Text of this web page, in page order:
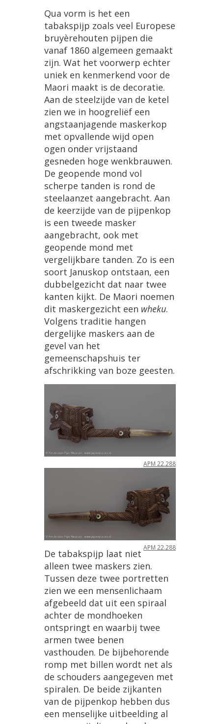
Qua vorm is het een
tabakspijp zoals veel Europese
bruyèrehouten pijpen die
vanaf 1860 algemeen gemaakt
zijn. Wat het voorwerp echter
uniek en kenmerkend voor de
Maori maakt is de decoratie.
Aan de steelzijde van de ketel
zien we in hoogreliëf een
angstaanjagende maskerkop
met opvallende wijd open
ogen onder vrijstaand
gesneden hoge wenkbrauwen.
De geopende mond vol
scherpe tanden is rond de
steelaanzet aangebracht. Aan
de keerzijde van de pijpenkop
is een tweede masker
aangebracht, ook met
geopende mond met
vergelijkbare tanden. Zo is een
soort Januskop ontstaan, een
dubbelgezicht dat naar twee
kanten kijkt. De Maori noemen
dit maskergezicht een wheku.
Volgens traditie hangen
dergelijke maskers aan de
gevel van het
gemeenschapshuis ter
afschrikking van boze geesten.
APM 22.288
APM 22.288
De tabakspijp laat niet
alleen twee maskers zien.
Tussen deze twee portretten
zien we een mensenlichaam
afgebeeld dat uit een spiraal
achter de mondhoeken
ontspringt en waarbij twee
armen twee benen
vasthouden. De bijbehorende
romp met billen wordt net als
de schouders aangegeven met
spiralen. De beide zijkanten
van de pijpenkop hebben dus
een menselijke uitbeelding al